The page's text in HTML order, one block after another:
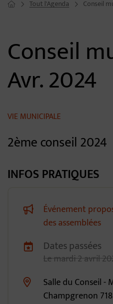
Page d'accueil du site
Tout l'Agenda Conseil
Conseil
Avr. 2024
VIE MUNICIPALE
2ème conseil 2024
INFOS PRATIQUES
Événement
des assemblées
Dates de planification
Dates passées
Lemardi2avril
Lieu alternatif
Salle du Conseil -
Champgrenon